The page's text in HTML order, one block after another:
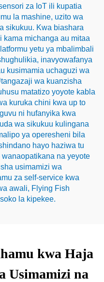
za IoT ili kupatia
la mashine, uzito wa
sikukuu. Kwa biashara
michanga au mitaa
yetu ya mbalimbali
inavyowafanya
kusimamia uchaguzi wa
wa kuanzisha
matatizo yoyote kabla
kuruka chini kwa up to
ni hufanyika kwa
wa sikukuu kulingana
ya operesheni bila
hayo haziwa tu
na yeyote
usimamizi wa
za self-service kwa
awali, Flying Fish
la kipekee.
kwa Haja
Usimamizi na